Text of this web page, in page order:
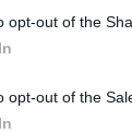
opt-out of the
opt-out of the
puede causar la
de algas